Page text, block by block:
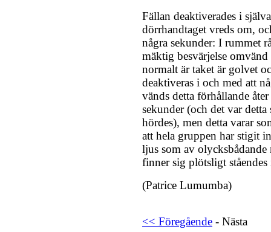
Fällan deaktiverades i
dörrhandtaget vreds om,
några sekunder: I rummet
mäktig besvärjelse
normalt är taket är golvet
deaktiveras i och med att
vänds detta förhållande
sekunder (och det var
hördes), men detta varar
att hela gruppen har stigit
ljus som av
finner sig plötsligt
(Patrice Lumumba)
<< Föregående - Nästa